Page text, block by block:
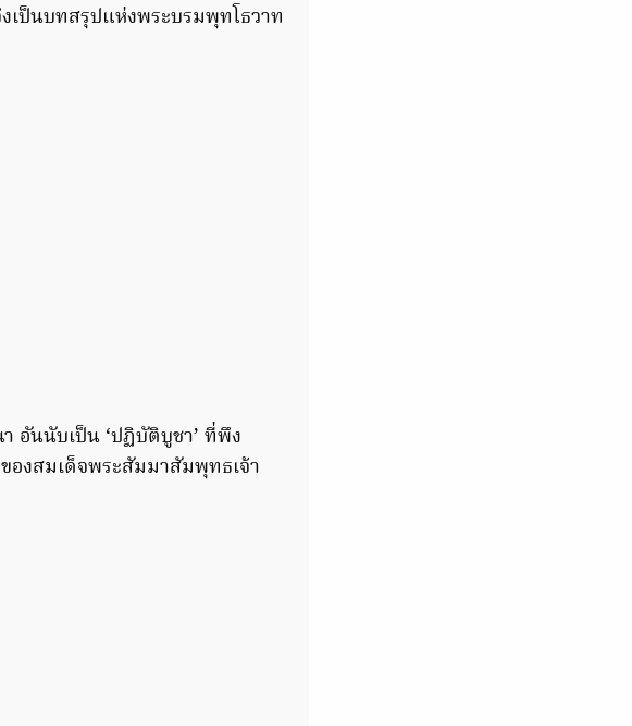
ป็นบทสรุปแห่งพระบรมพุทโธวาท
อันนับเป็น ‘ปฏิบัติบูชา’ ที่พึง
งสมเด็จพระสัมมาสัมพุทธเจ้า